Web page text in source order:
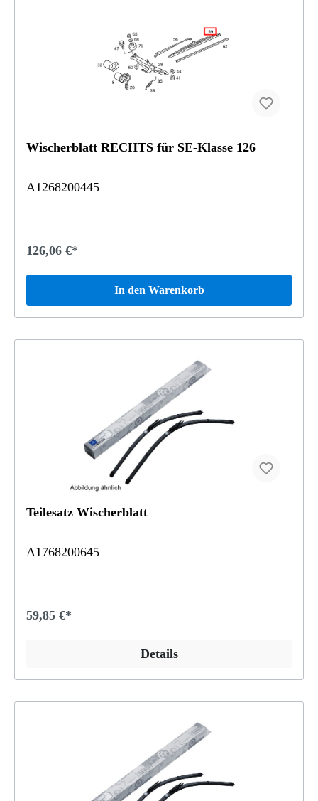
Wischerblatt RECHTS für SE-Klasse 126
A1268200445
126,06 €*
In den Warenkorb
Teilesatz Wischerblatt
A1768200645
59,85 €*
Details